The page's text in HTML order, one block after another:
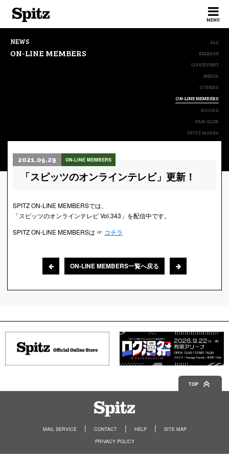
MENU
NEWS
ON-LINE MEMBERS
ALL
RELEASE
LIVE/EVENT
MEDIA
OTHERS
ON-LINE MEMBERS
GOODS
FAN CLUB
SPITZ mobile
2021.05.29 ON-LINE MEMBERS
「スピッツのオンラインテレビ」更新！
SPITZ ON-LINE MEMBERSでは、
「スピッツのオンラインテレビ Vol.343」を配信中です。
SPITZ ON-LINE MEMBERSは ☞ コチラ
ON-LINE MEMBERS一覧へ戻る
TOP
MAIL SERVICE CONTACT HELP
SITE MAP
PRIVACY POLICY